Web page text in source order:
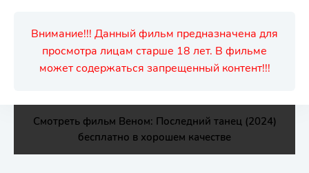
Внимание!!! Данный фильм предназначена для
просмотра лицам старше 18 лет. В фильме
может содержаться запрещенный контент!!!
Смотреть фильм Веном: Последний танец (2024)
бесплатно в хорошем качестве